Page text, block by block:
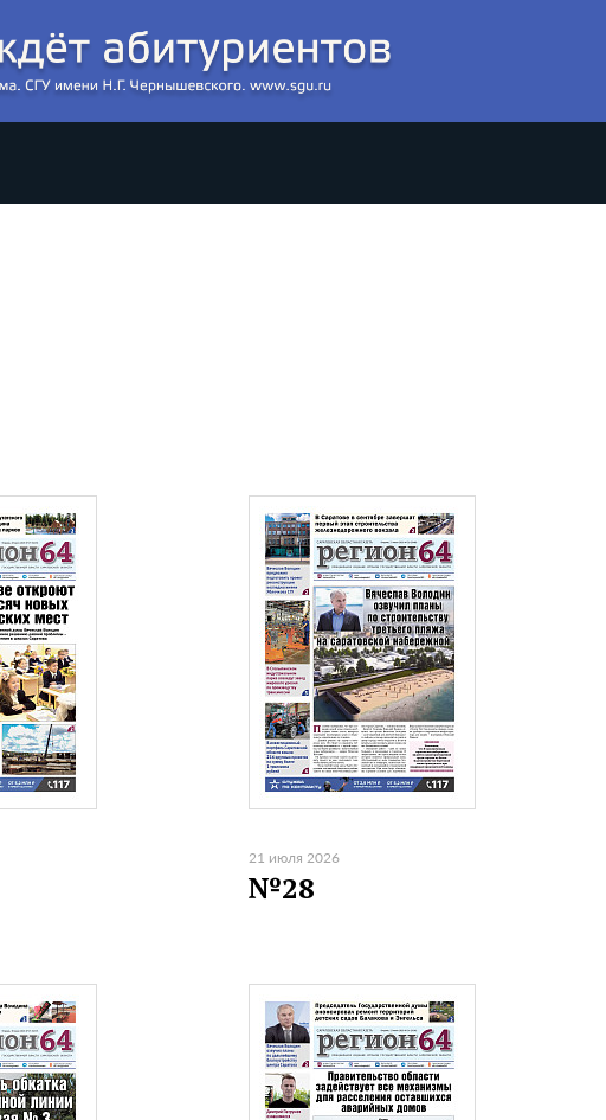
21 июля 2026
№28